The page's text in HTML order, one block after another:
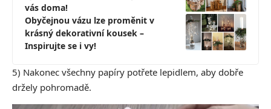
vás doma!
Obyčejnou vázu lze proměnit v
krásný dekorativní kousek –
Inspirujte se i vy!
5) Nakonec všechny papíry potřete lepidlem, aby dobře
držely pohromadě.